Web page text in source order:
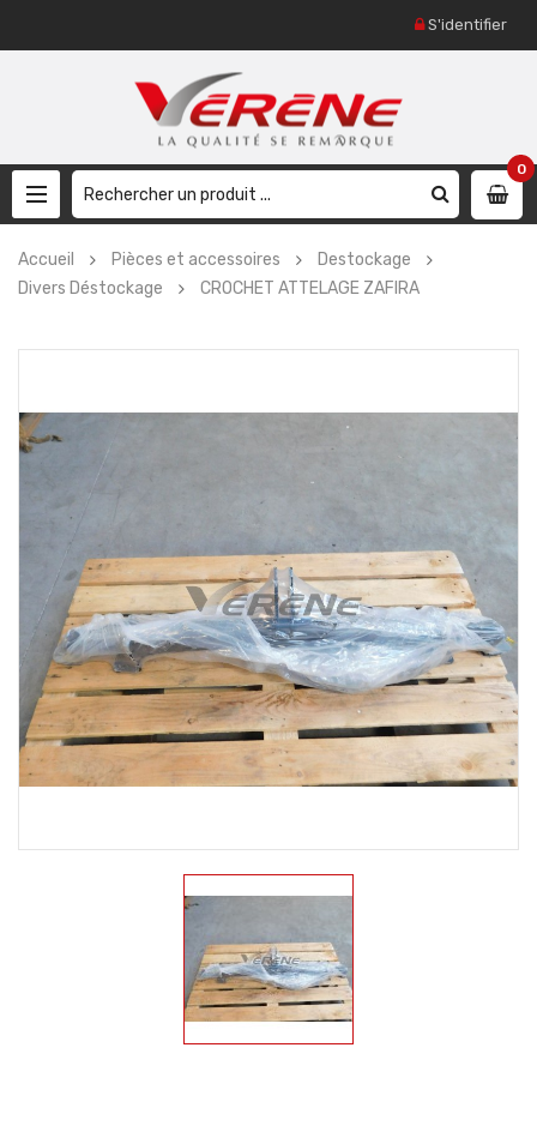
S'identifier
0
Accueil Pièces et accessoires
Destockage
Divers Déstockage
CROCHET ATTELAGE ZAFIRA